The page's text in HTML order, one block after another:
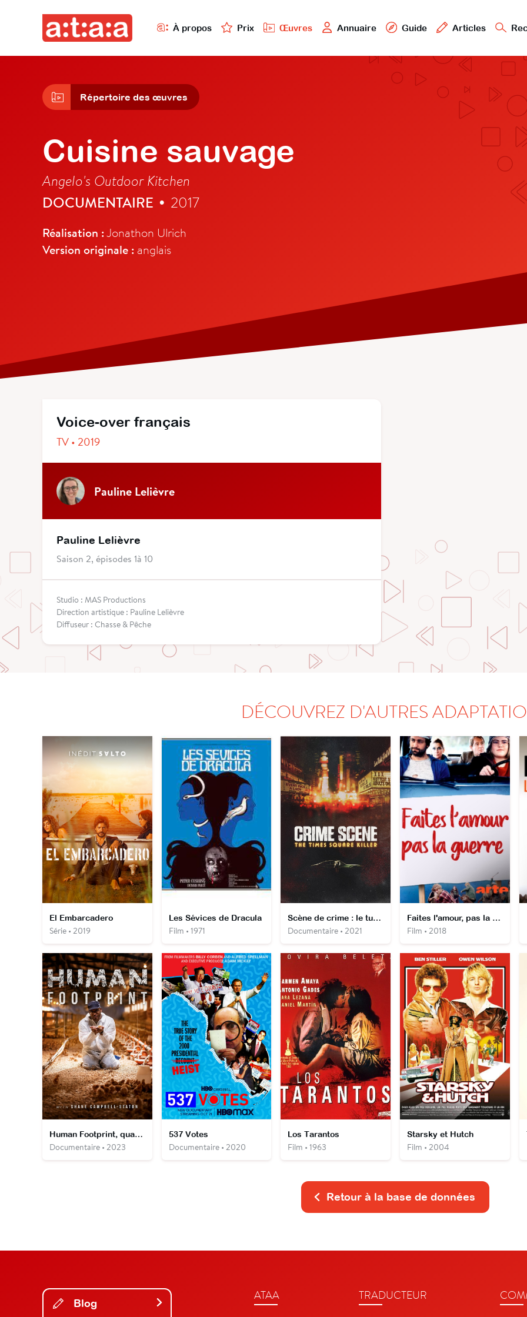
À propos Prix Œuvres Annuaire Guide Articles
Répertoire des œuvres
Cuisine sauvage
Angelo's Outdoor Kitchen
DOCUMENTAIRE • 2017
Réalisation :Jonathon Ulrich
Version originale : anglais
Voice-over français
TV • 2019
Pauline Lelièvre
Pauline Lelièvre
Saison 2, épisodes 1à 10
Studio : MAS Productions
Direction artistique : Pauline Lelièvre
Diffuseur : Chasse & Pêche
DÉCOUVREZ D'AUTRES
El Embarcadero
Série • 2019
Les Sévices de Dracula
Film • 1971
Scène de crime : le tueur de Times Square
Documentaire • 2021
Faites l'amour, pas la guerre
Film • 2018
Human Footprint, quand l'homme impacte la Terre
Documentaire • 2023
537 Votes
Documentaire • 2020
Los Tarantos
Film • 1963
Starsky et Hutch
Film • 2004
Retour à la base de données
Blog
ATAA TRADUCTEUR